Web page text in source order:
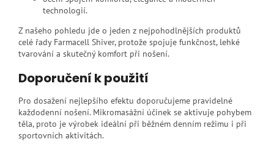
technologií.
Z našeho pohledu jde o jeden z nejpohodlnějších produktů
celé řady Farmacell Shiver, protože spojuje funkčnost, lehké
tvarování a skutečný komfort při nošení.
Doporučení k použití
Pro dosažení nejlepšího efektu doporučujeme pravidelné
každodenní nošení. Mikromasážní účinek se aktivuje pohybem
těla, proto je výrobek ideální při běžném denním režimu i při
sportovních aktivitách.